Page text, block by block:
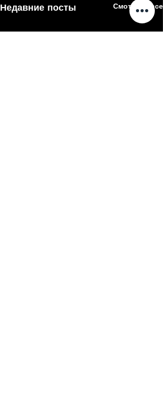
Недавние посты Смотреть все